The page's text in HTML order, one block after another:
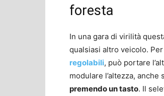
foresta
In una gara di virilità
qualsiasi altro veicolo. Per
regolabili, può portare
modulare l’altezza,
premendo un tasto. Il